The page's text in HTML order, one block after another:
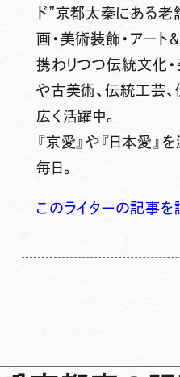
ド”京都太秦にある老
画・美術装飾・アート
携わりつつ伝統文化
や古美術、伝統工芸
広く活躍中。
『京愛』や『日本愛』
毎日。
このライターの記事を